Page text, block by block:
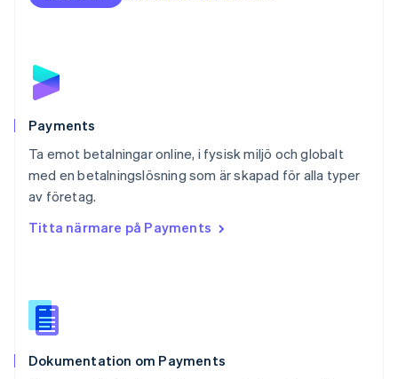
Payments
Ta emot betalningar online, i fysisk miljö och globalt
med en betalningslösning som är skapad för alla typer
av företag.
Titta närmare på Payments
Dokumentation om Payments
Portugal
Português
English
DeutschFrançaisItalianoEnglish
Singapore
English简体中文
English
Español
Storbritannien
Sverige